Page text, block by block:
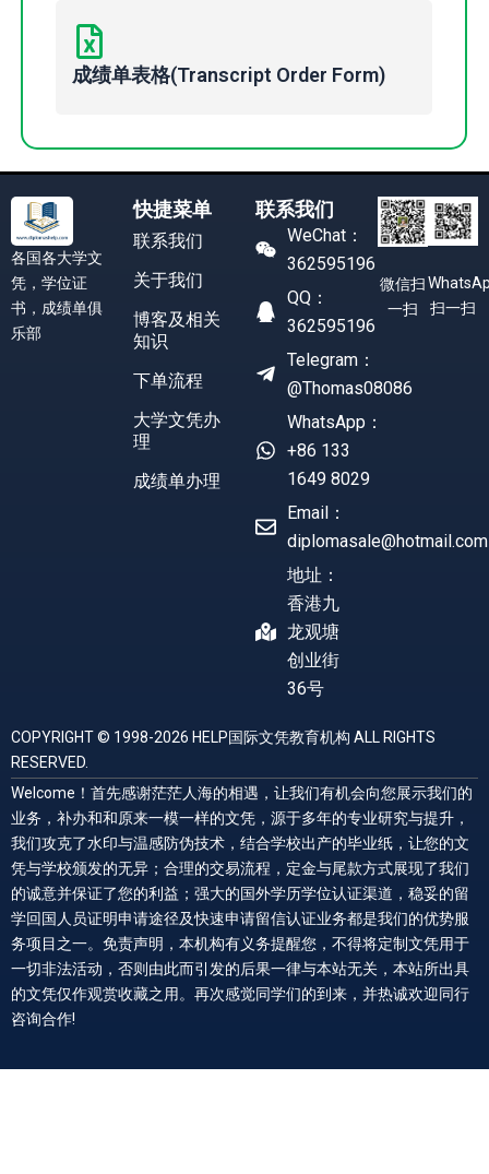
成绩单表格(Transcript Order Form)
各国各大学文
凭，学位证
书，成绩单俱
乐部
快捷菜单
联系我们
关于我们
博客及相关
知识
下单流程
大学文凭办
理
成绩单办理
联系我们
WeChat：
362595196
QQ：
362595196
Telegram：
@Thomas08086
WhatsApp：
+86 133
1649 8029
Email：
diplomasale@hotmail.com
地址：
香港九
龙观塘
创业街
36号
微信扫
一扫
扫一扫
COPYRIGHT © 1998-2026 HELP国际文凭教育机构 ALL RIGHTS
RESERVED.
Welcome！首先感谢茫茫人海的相遇，让我们有机会向您展示我们的
业务，补办和和原来一模一样的文凭，源于多年的专业研究与提升，
我们攻克了水印与温感防伪技术，结合学校出产的毕业纸，让您的文
凭与学校颁发的无异；合理的交易流程，定金与尾款方式展现了我们
的诚意并保证了您的利益；强大的国外学历学位认证渠道，稳妥的留
学回国人员证明申请途径及快速申请留信认证业务都是我们的优势服
务项目之一。免责声明，本机构有义务提醒您，不得将定制文凭用于
一切非法活动，否则由此而引发的后果一律与本站无关，本站所出具
的文凭仅作观赏收藏之用。再次感觉同学们的到来，并热诚欢迎同行
咨询合作!